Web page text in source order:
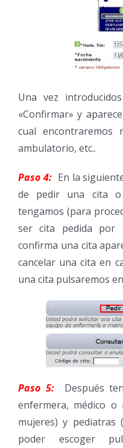
Una vez
«Confirmar» y
cual encontraremos
ambulatorio, etc..
Paso 4:En la
de pedir una cita
tengamos (para
ser cita pedida por
confirma una cita
cancelar una cita en
una cita pulsaremos
Paso 5:
Después
enfermera, médico
mujeres) y pediatras
poder escoger